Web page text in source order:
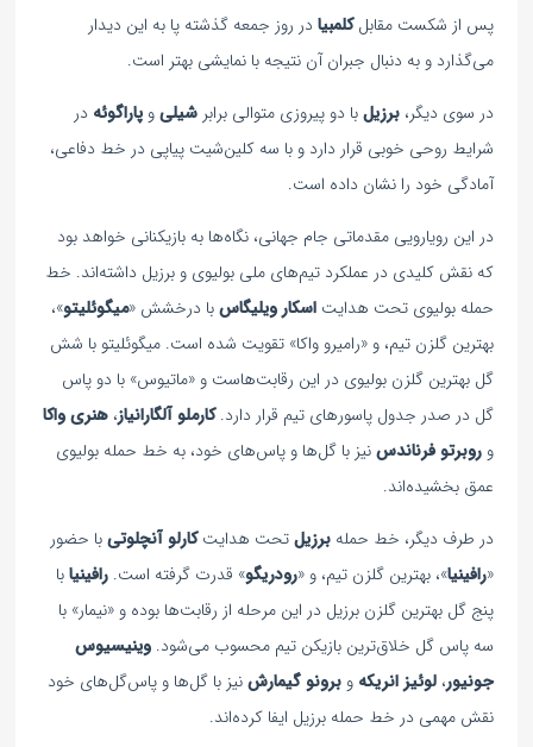
پس از شکست مقابلکلمبیا در روز جمعه گذشته پا به این دیدار
می‌گذارد و به دنبال جبران آن نتیجه با نمایشی بهتر است.
در سوی دیگر،برزیلبا دو پیروزی متوالی برابرشیلیوپاراگوئه در
شرایط روحی خوبی قرار دارد و با سه کلین‌شیت پیاپی در خط دفاعی،
آمادگی خود را نشان داده است.
در این رویارویی مقدماتی جام جهانی، نگاه‌ها به بازیکنانی خواهد بود
که نقش کلیدی در عملکرد تیم‌های ملی بولیوی و برزیل داشته‌اند. خط
حمله بولیوی تحت هدایتاسکار ویلیگاسبا درخشش «میگوئلیتو»،
بهترین گلزن تیم، و «رامیرو واکا» تقویت شده است. میگوئلیتو با شش
گل بهترین گلزن بولیوی در این رقابت‌هاست و «ماتیوس» با دو پاس
گل در صدر جدول پاسورهای تیم قرار دارد.کارملو آلگارانیاز،هنری واکا
وروبرتو فرناندسنیز با گل‌ها و پاس‌های خود، به خط حمله بولیوی
عمق بخشیده‌اند.
در طرف دیگر، خط حملهبرزیلتحت هدایتکارلو آنچلوتیبا حضور
«رافینیا»، بهترین گلزن تیم، و «رودریگو» قدرت گرفته است.رافینیابا
پنج گل بهترین گلزن برزیل در این مرحله از رقابت‌ها بوده و «نیمار» با
سه پاس گل خلاق‌ترین بازیکن تیم محسوب می‌شود.وینیسیوس
جونیور،لوئیز انریکه وبرونو گیمارشنیز با گل‌ها و پاس‌گل‌های خود
نقش مهمی در خط حمله برزیل ایفا کرده‌اند.